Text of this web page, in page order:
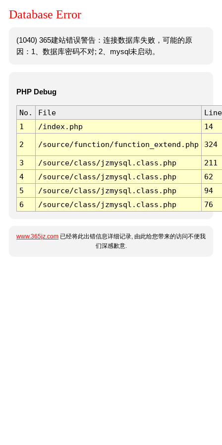
Database Error
(1040) 365建站错误警告：连接数据库失败，可能的原
因：1、数据库密码不对; 2、mysql未启动。
PHP Debug
No. File
Line
1
/index.php 14
2 /source/function/function_extend.php 324
3 /source/class/jzmysql.class.php
211
4
/source/class/jzmysql.class.php
62
5
/source/class/jzmysql.class.php
94
6
/source/class/jzmysql.class.php 76
www.365jz.com 已经将此出错信息详细记录, 由此给您带来的访问不便我
们深感歉意.